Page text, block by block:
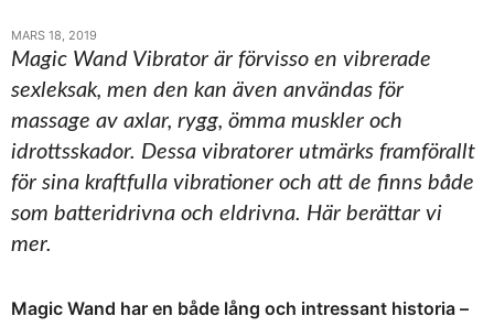
MARS 18, 2019
Magic Wand Vibrator är förvisso en vibrerade
sexleksak, men den kan även användas för
massage av axlar, rygg, ömma muskler och
idrottsskador. Dessa vibratorer utmärks framförallt
för sina kraftfulla vibrationer och att de finns både
som batteridrivna och eldrivna. Här berättar vi
mer.
Magic Wand har en både lång och intressant historia –